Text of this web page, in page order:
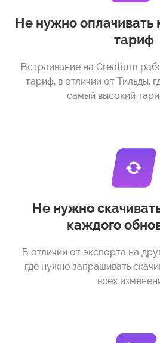
Не нужно оплачивать
тариф
Встраивание на Creatium
тариф, в отличии от Тильды,
самый высокий
Не нужно
каждого
В отличии от экспорта на
где нужно запрашивать
всех